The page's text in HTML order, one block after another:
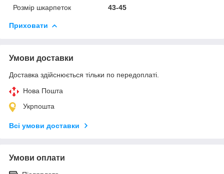
Розмір шкарпеток
43-45
Приховати
Умови доставки
Доставка здійснюється тільки по передоплаті.
Нова Пошта
Укрпошта
Всі умови доставки
Умови оплати